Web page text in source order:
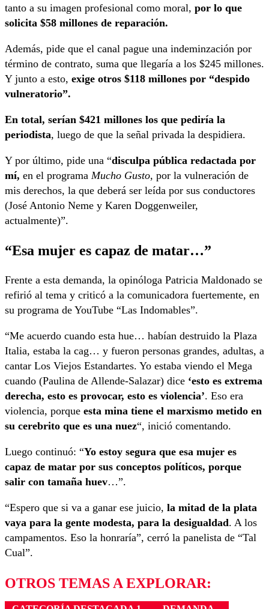
tanto a su imagen profesional como moral, por lo que
solicita $58 millones de reparación.
Además, pide que el canal pague una indeminzación por
término de contrato, suma que llegaría a los $245 millones.
Y junto a esto, exige otros $118 millones por “despido
vulneratorio”.
En total, serían $421 millones los que pediría la
periodista, luego de que la señal privada la despidiera.
Y por último, pide una “disculpa pública redactada por
mí, en el programa Mucho Gusto, por la vulneración de
mis derechos, la que deberá ser leída por sus conductores
(José Antonio Neme y Karen Doggenweiler,
actualmente)”.
“Esa mujer es capaz de matar…”
Frente a esta demanda, la opinóloga Patricia Maldonado se
refirió al tema y criticó a la comunicadora fuertemente, en
su programa de YouTube “Las Indomables”.
“Me acuerdo cuando esta hue… habían destruido la Plaza
Italia, estaba la cag… y fueron personas grandes, adultas, a
cantar Los Viejos Estandartes. Yo estaba viendo el Mega
cuando (Paulina de Allende-Salazar) dice ‘esto es extrema
derecha, esto es provocar, esto es violencia’. Eso era
violencia, porque esta mina tiene el marxismo metido en
su cerebrito que es una nuez“, inició comentando.
Luego continuó: “Yo estoy segura que esa mujer es
capaz de matar por sus conceptos políticos, porque
salir con tamaña huev…”.
“Espero que si va a ganar ese juicio, la mitad de la plata
vaya para la gente modesta, para la desigualdad. A los
campamentos. Eso la honraría”, cerró la panelista de “Tal
Cual”.
OTROS TEMAS A EXPLORAR: